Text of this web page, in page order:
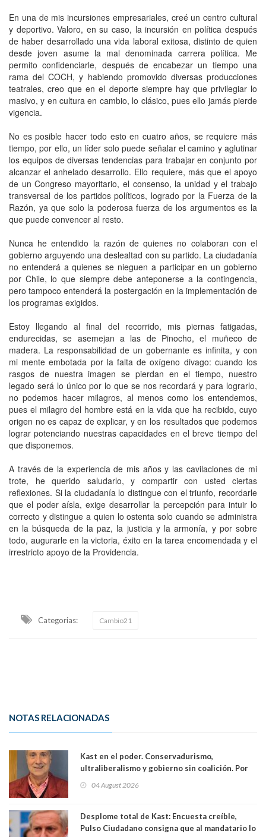
En una de mis incursiones empresariales, creé un centro cultural
y deportivo. Valoro, en su caso, la incursión en política después
de haber desarrollado una vida laboral exitosa, distinto de quien
desde joven asume la mal denominada carrera política. Me
permito confidenciarle, después de encabezar un tiempo una
rama del COCH, y habiendo promovido diversas producciones
teatrales, creo que en el deporte siempre hay que privilegiar lo
masivo, y en cultura en cambio, lo clásico, pues ello jamás pierde
vigencia.
No es posible hacer todo esto en cuatro años, se requiere más
tiempo, por ello, un líder solo puede señalar el camino y aglutinar
los equipos de diversas tendencias para trabajar en conjunto por
alcanzar el anhelado desarrollo. Ello requiere, más que el apoyo
de un Congreso mayoritario, el consenso, la unidad y el trabajo
transversal de los partidos políticos, logrado por la Fuerza de la
Razón, ya que solo la poderosa fuerza de los argumentos es la
que puede convencer al resto.
Nunca he entendido la razón de quienes no colaboran con el
gobierno arguyendo una deslealtad con su partido. La ciudadanía
no entenderá a quienes se nieguen a participar en un gobierno
por Chile, lo que siempre debe anteponerse a la contingencia,
pero tampoco entenderá la postergación en la implementación de
los programas exigidos.
Estoy llegando al final del recorrido, mis piernas fatigadas,
endurecidas, se asemejan a las de Pinocho, el muñeco de
madera. La responsabilidad de un gobernante es infinita, y con
mi mente embotada por la falta de oxígeno divago: cuando los
rasgos de nuestra imagen se pierdan en el tiempo, nuestro
legado será lo único por lo que se nos recordará y para lograrlo,
no podemos hacer milagros, al menos como los entendemos,
pues el milagro del hombre está en la vida que ha recibido, cuyo
origen no es capaz de explicar, y en los resultados que podemos
lograr potenciando nuestras capacidades en el breve tiempo del
que disponemos.
A través de la experiencia de mis años y las cavilaciones de mi
trote, he querido saludarlo, y compartir con usted ciertas
reflexiones. Si la ciudadanía lo distingue con el triunfo, recordarle
que el poder aísla, exige desarrollar la percepción para intuir lo
correcto y distingue a quien lo ostenta solo cuando se administra
en la búsqueda de la paz, la justicia y la armonía, y por sobre
todo, augurarle en la victoria, éxito en la tarea encomendada y el
irrestricto apoyo de la Providencia.
Categorias: Cambio21
NOTAS RELACIONADAS
Kast en el poder. Conservadurismo,
ultraliberalismo y gobierno sin coalición. Por
04 August 2026
Desplome total de Kast: Encuesta creíble,
Pulso Ciudadano consigna que al mandatario lo